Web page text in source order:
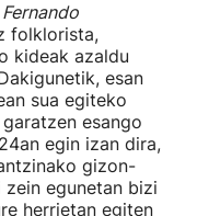
folklorista,
kideak azaldu
esan
sua egiteko
esango
egin izan dira,
gizon-
egunetan bizi
herrietan egiten